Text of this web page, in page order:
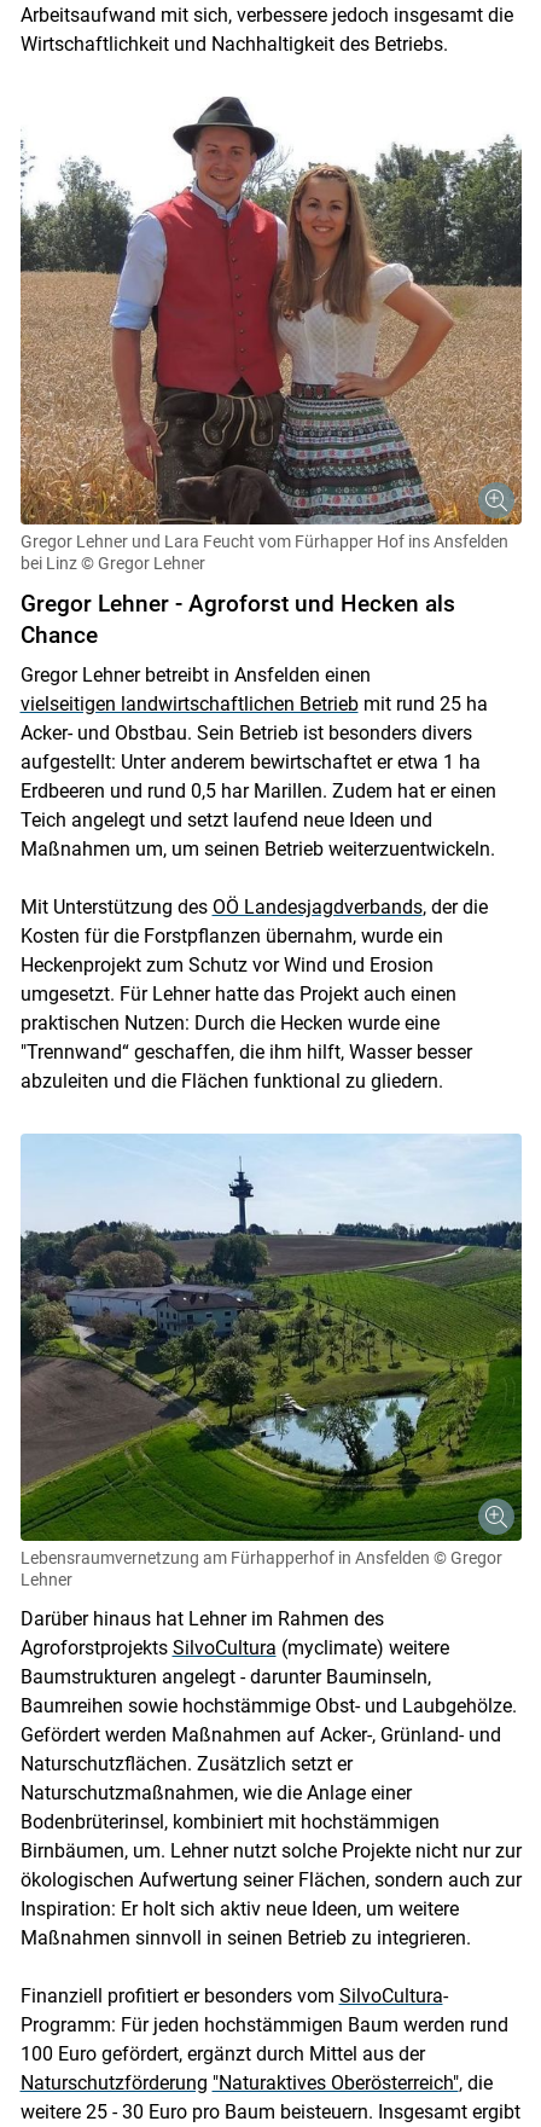
Arbeitsaufwand mit sich, verbessere jedoch insgesamt die
Wirtschaftlichkeit und Nachhaltigkeit des Betriebs.
Gregor Lehner und Lara Feucht vom Fürhapper Hof ins Ansfelden
bei Linz © Gregor Lehner
Gregor Lehner - Agroforst und Hecken als
Chance
Gregor Lehner betreibt in Ansfelden einen
vielseitigen landwirtschaftlichen Betriebmit rund 25 ha
Acker- und Obstbau. Sein Betrieb ist besonders divers
aufgestellt: Unter anderem bewirtschaftet er etwa 1 ha
Erdbeeren und rund 0,5 har Marillen. Zudem hat er einen
Teich angelegt und setzt laufend neue Ideen und
Maßnahmen um, um seinen Betrieb weiterzuentwickeln.
Mit Unterstützung des OÖ Landesjagdverbands, der die
Kosten für die Forstpflanzen übernahm, wurde ein
Heckenprojekt zum Schutz vor Wind und Erosion
umgesetzt. Für Lehner hatte das Projekt auch einen
praktischen Nutzen: Durch die Hecken wurde eine
"Trennwand“ geschaffen, die ihm hilft, Wasser besser
abzuleiten und die Flächen funktional zu gliedern.
Lebensraumvernetzung am Fürhapperhof in Ansfelden © Gregor
Lehner
Darüber hinaus hat Lehner im Rahmen des
Agroforstprojekts SilvoCultura (myclimate) weitere
Baumstrukturen angelegt - darunter Bauminseln,
Baumreihen sowie hochstämmige Obst- und Laubgehölze.
Gefördert werden Maßnahmen auf Acker-, Grünland- und
Naturschutzflächen. Zusätzlich setzt er
Naturschutzmaßnahmen, wie die Anlage einer
Bodenbrüterinsel, kombiniert mit hochstämmigen
Birnbäumen, um. Lehner nutzt solche Projekte nicht nur zur
ökologischen Aufwertung seiner Flächen, sondern auch zur
Inspiration: Er holt sich aktiv neue Ideen, um weitere
Maßnahmen sinnvoll in seinen Betrieb zu integrieren.
Finanziell profitiert er besonders vom SilvoCultura-
Programm: Für jeden hochstämmigen Baum werden rund
100 Euro gefördert, ergänzt durch Mittel aus der
Naturschutzförderung "Naturaktives Oberösterreich", die
weitere 25 - 30 Euro pro Baum beisteuern. Insgesamt ergibt